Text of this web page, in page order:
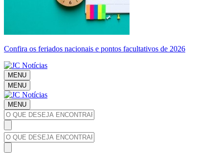
Confira os feriados nacionais e pontos facultativos de 2026
MENU
MENU
MENU